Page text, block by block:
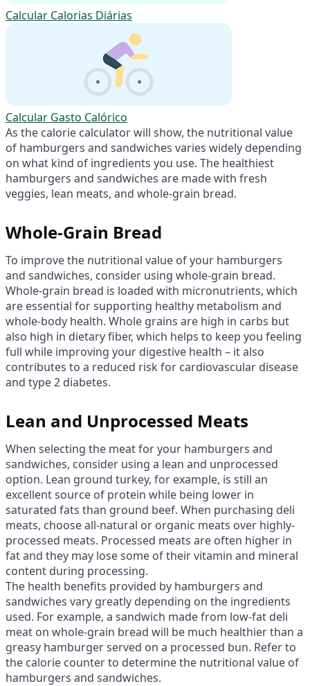
Calcular Calorias Diárias
Calcular Gasto Calórico
As the calorie calculator will show, the nutritional value
of hamburgers and sandwiches varies widely depending
on what kind of ingredients you use. The healthiest
hamburgers and sandwiches are made with fresh
veggies, lean meats, and whole-grain bread.
Whole-Grain Bread
To improve the nutritional value of your hamburgers
and sandwiches, consider using whole-grain bread.
Whole-grain bread is loaded with micronutrients, which
are essential for supporting healthy metabolism and
whole-body health. Whole grains are high in carbs but
also high in dietary fiber, which helps to keep you feeling
full while improving your digestive health – it also
contributes to a reduced risk for cardiovascular disease
and type 2 diabetes.
Lean and Unprocessed Meats
When selecting the meat for your hamburgers and
sandwiches, consider using a lean and unprocessed
option. Lean ground turkey, for example, is still an
excellent source of protein while being lower in
saturated fats than ground beef. When purchasing deli
meats, choose all-natural or organic meats over highly-
processed meats. Processed meats are often higher in
fat and they may lose some of their vitamin and mineral
content during processing.
The health benefits provided by hamburgers and
sandwiches vary greatly depending on the ingredients
used. For example, a sandwich made from low-fat deli
meat on whole-grain bread will be much healthier than a
greasy hamburger served on a processed bun. Refer to
the calorie counter to determine the nutritional value of
hamburgers and sandwiches.